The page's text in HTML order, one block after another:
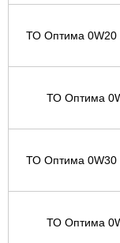
ТО Оптима 0W20
ТО Оптима
ТО Оптима 0W30
ТО Оптима